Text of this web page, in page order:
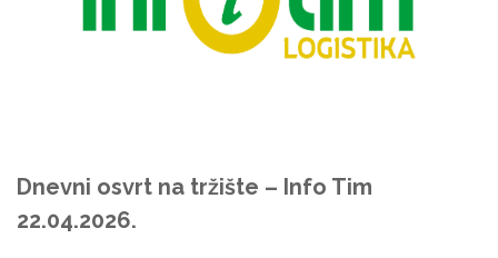
Dnevni osvrt na tržište – Info Tim
22.04.2026.